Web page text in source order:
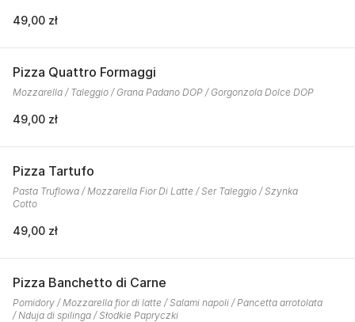
49,00 zł
Pizza Quattro Formaggi
Mozzarella / Taleggio / Grana Padano DOP / Gorgonzola Dolce DOP
49,00 zł
Pizza Tartufo
Pasta Truflowa / Mozzarella Fior Di Latte / Ser Taleggio / Szynka
Cotto
49,00 zł
Pizza Banchetto di Carne
Pomidory / Mozzarella fior di latte / Salami napoli / Pancetta arrotolata
/ Nduja di spilinga / Słodkie Papryczki